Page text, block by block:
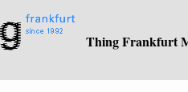
Thing Frankfurt